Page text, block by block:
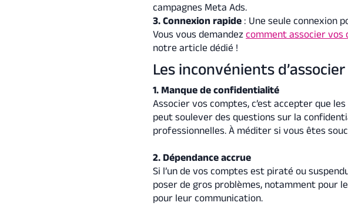
campagnes Meta Ads.
3. Connexion rapide : Une seule connexion
Vous vous demandezcomment associer vos
notre article dédié !
Les inconvénients
1. Manque de confidentialité
Associer vos comptes, c’est accepter que
peut soulever des questions sur la
professionnelles. À méditer si vous êtes
2. Dépendance accrue
Si l’un de vos comptes est piraté ou
poser de gros problèmes, notamment pour
pour leur communication.